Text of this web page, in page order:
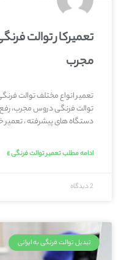
تعمیرکار توالت
مجرب
تعمیر انواع مختلف توالت
توالت فرنگی دروس مجرب، رفع
دستگاه های پیشرفته ، تعمیر
ادامه مطلب تعمیر توالت فرنگی »
2 دیدگاه
تبدیل توالت فرنگی به ایرانی